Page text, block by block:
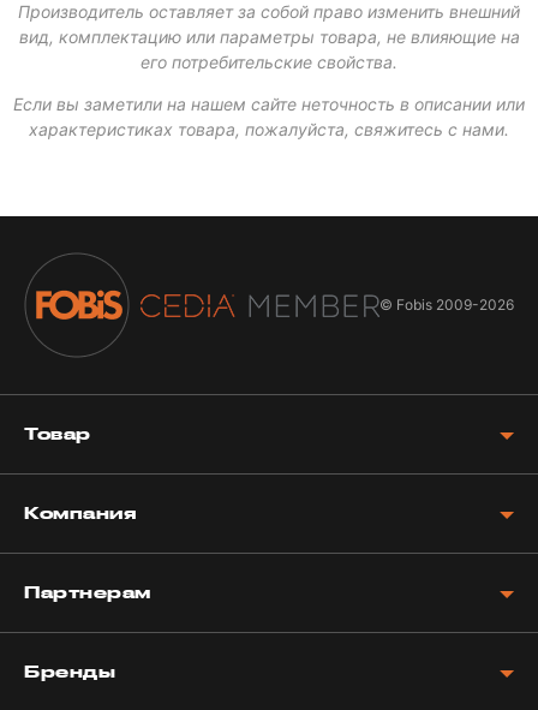
Производитель оставляет за собой право изменить внешний
вид, комплектацию или параметры товара, не влияющие на
его потребительские свойства.
Если вы заметили на нашем сайте неточность в описании или
характеристиках товара, пожалуйста, свяжитесь с нами.
© Fobis 2009-2026
Товар
Компания
Партнерам
Бренды